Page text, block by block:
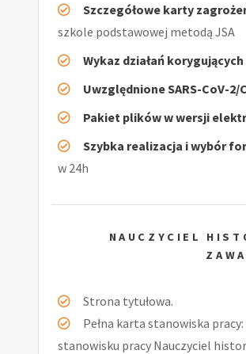
Szczegółowe karty
szkole podstawowej metodą JSA
Wykaz działań korygujących
Uwzględnione SARS-CoV-2/
Pakiet plików w wersji
Szybka realizacja i wybór
w 24h
NAUCZYCIEL
Strona tytułowa.
Pełna karta stanowiska
stanowisku pracy Nauczyciel